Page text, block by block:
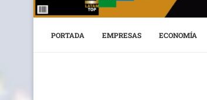
PORTADA EMPRESAS ECONOMÍA